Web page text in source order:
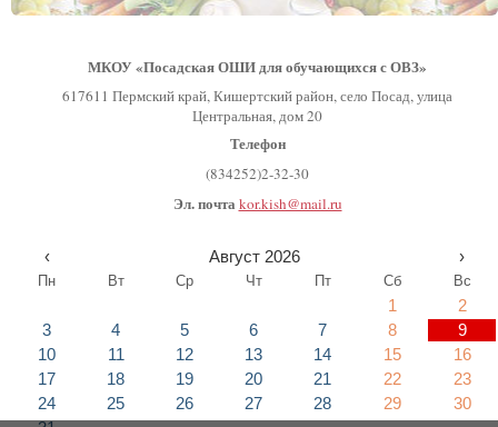
МКОУ «Посадская ОШИ для обучающихся с ОВЗ»
617611 Пермский край, Кишертский район, село Посад, улица
Центральная, дом 20
Телефон
(834252)2-32-30
Эл. почта kor.kish@mail.ru
‹ Август 2026 ›
Пн Вт Ср Чт Пт Сб Вс
1
2
3
4 5 6 7 8
9
10
11 12 13 14 15
16
17
18 19 20 21 22
23
24
25 26 27 28 29
30